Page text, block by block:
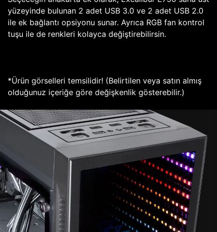
yüzeyinde bulunan 2 adet USB 3.0 ve 2 adet USB 2.0
ile ek bağlantı opsiyonu sunar. Ayrıca RGB fan kontrol
tuşu ile de renkleri kolayca değiştirebilirsin.
*Ürün görselleri temsilidir! (Belirtilen veya satın almış
olduğunuz içeriğe göre değişkenlik gösterebilir.)